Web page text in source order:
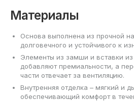
Материалы
Основа выполнена из прочной
долговечного и устойчивого к
Элементы из замши и вставки
добавляют премиальности, а
части отвечает за вентиляцию.
Внутренняя отделка – мягкий и
обеспечивающий комфорт в